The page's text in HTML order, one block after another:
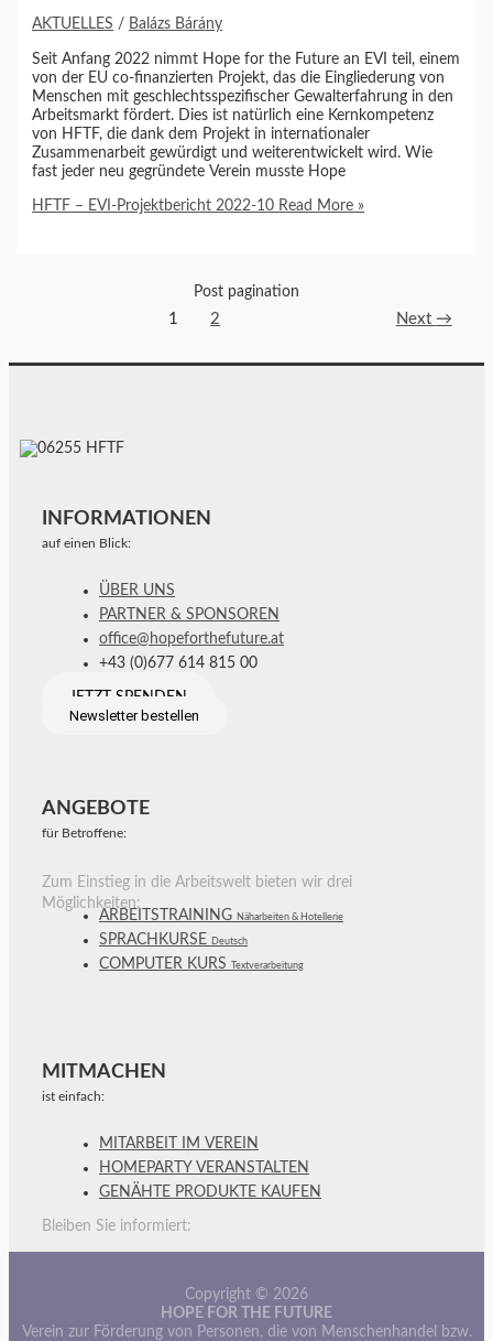
AKTUELLES / Balázs Bárány
Seit Anfang 2022 nimmt Hope for the Future an EVI teil, einem
von der EU co-finanzierten Projekt, das die Eingliederung von
Menschen mit geschlechtsspezifischer Gewalterfahrung in den
Arbeitsmarkt fördert. Dies ist natürlich eine Kernkompetenz
von HFTF, die dank dem Projekt in internationaler
Zusammenarbeit gewürdigt und weiterentwickelt wird. Wie
fast jeder neu gegründete Verein musste Hope
HFTF – EVI-Projektbericht 2022-10 Read More »
Post pagination
1 2 Next →
INFORMATIONEN
auf einen Blick:
ÜBER UNS
PARTNER & SPONSOREN
office@hopeforthefuture.at
+43 (0)677 614 815 00
JETZT SPENDEN
Newsletter bestellen
ANGEBOTE
für Betroffene:
Zum Einstieg in die Arbeitswelt bieten wir drei
Möglichkeiten:
ARBEITSTRAINING Näharbeiten & Hotellerie
SPRACHKURSE Deutsch
COMPUTER KURS Textverarbeitung
MITMACHEN
ist einfach:
MITARBEIT IM VEREIN
HOMEPARTY VERANSTALTEN
GENÄHTE PRODUKTE KAUFEN
Bleiben Sie informiert:
Copyright © 2026
HOPE FOR THE FUTURE
Verein zur Förderung von Personen, die von Menschenhandel bzw.